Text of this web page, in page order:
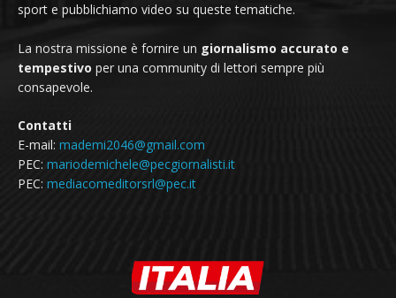
sport e pubblichiamo video su queste tematiche.
La nostra missione è fornire un giornalismo accurato e
tempestivo per una community di lettori sempre più
consapevole.
Contatti
E-mail: mademi2046@gmail.com
PEC: mariodemichele@pecgiornalisti.it
PEC: mediacomeditorsrl@pec.it